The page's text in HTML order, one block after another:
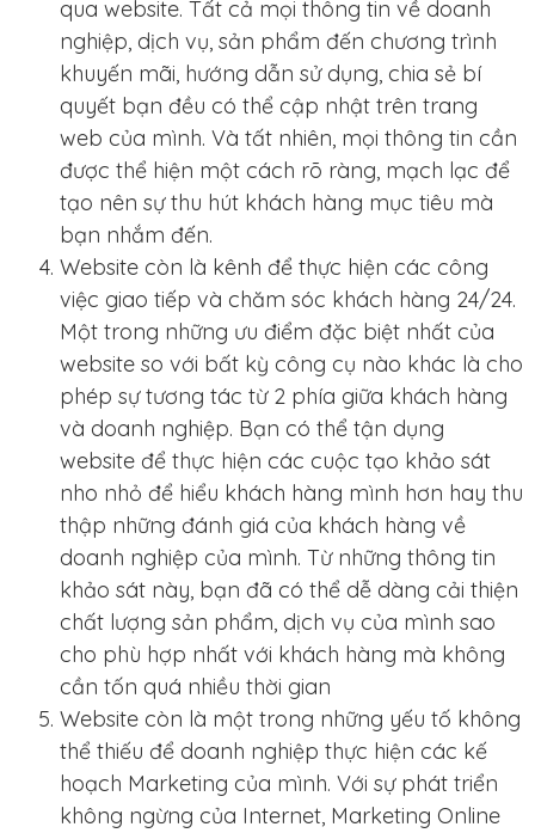
qua website. Tất cả mọi thông tin về doanh
nghiệp, dịch vụ, sản phẩm đến chương trình
khuyến mãi, hướng dẫn sử dụng, chia sẻ bí
quyết bạn đều có thể cập nhật trên trang
web của mình. Và tất nhiên, mọi thông tin cần
được thể hiện một cách rõ ràng, mạch lạc để
tạo nên sự thu hút khách hàng mục tiêu mà
bạn nhắm đến.
Website còn là kênh để thực hiện các công
việc giao tiếp và chăm sóc khách hàng 24/24.
Một trong những ưu điểm đặc biệt nhất của
website so với bất kỳ công cụ nào khác là cho
phép sự tương tác từ 2 phía giữa khách hàng
và doanh nghiệp. Bạn có thể tận dụng
website để thực hiện các cuộc tạo khảo sát
nho nhỏ để hiểu khách hàng mình hơn hay thu
thập những đánh giá của khách hàng về
doanh nghiệp của mình. Từ những thông tin
khảo sát này, bạn đã có thể dễ dàng cải thiện
chất lượng sản phẩm, dịch vụ của mình sao
cho phù hợp nhất với khách hàng mà không
cần tốn quá nhiều thời gian
Website còn là một trong những yếu tố không
thể thiếu để doanh nghiệp thực hiện các kế
hoạch Marketing của mình. Với sự phát triển
không ngừng của Internet, Marketing Online